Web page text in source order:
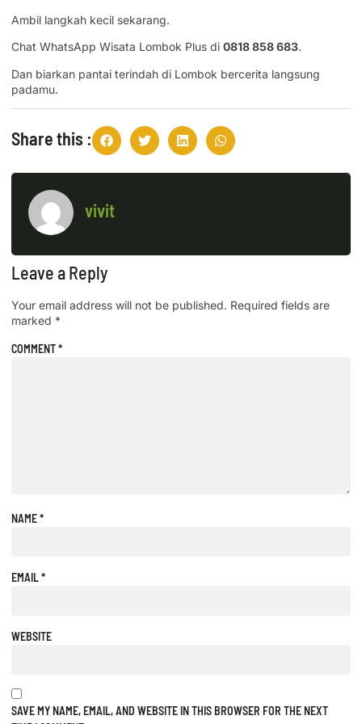
Ambil langkah kecil sekarang.
Chat WhatsApp Wisata Lombok Plus di 0818 858 683.
Dan biarkan pantai terindah di Lombok bercerita langsung
padamu.
Share this :
vivit
Leave a Reply
Your email address will not be published. Required fields are
marked *
COMMENT*
NAME*
EMAIL*
WEBSITE
SAVE MY NAME, EMAIL, AND WEBSITE IN THIS BROWSER FOR THE NEXT